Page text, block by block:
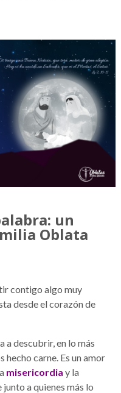
un
Oblata
contigo algo muy
desde el corazón de
a descubrir, en lo más
carne. Es un amor
misericordia y la
a quienes más lo